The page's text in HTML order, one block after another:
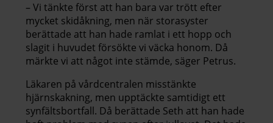
– Vi tänkte först att han bara var trött efter
mycket skidåkning, men när storasyster
berättade att han hade ramlat i ett hopp och
slagit i huvudet försökte vi väcka honom. Då
märkte vi att något inte stämde, säger Petrus.
Läkaren på vårdcentralen misstänkte
hjärnskakning, men upptäckte samtidigt ett
synfältsbortfall. Då berättade Seth att han hade